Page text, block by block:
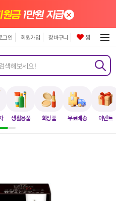
생활용품 화장품 무료배송 이벤트
원금1만원 지급×
그인 회원가입 장바구니 찜